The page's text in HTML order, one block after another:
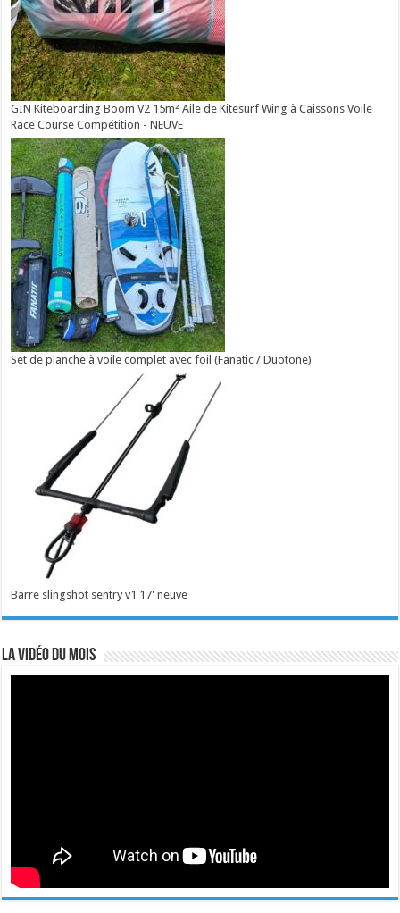
GIN Kiteboarding Boom V2 15m² Aile de Kitesurf Wing à Caissons Voile
Race Course Compétition - NEUVE
Set de planche à voile complet avec foil (Fanatic / Duotone)
Barre slingshot sentry v1 17' neuve
La vidéo du mois